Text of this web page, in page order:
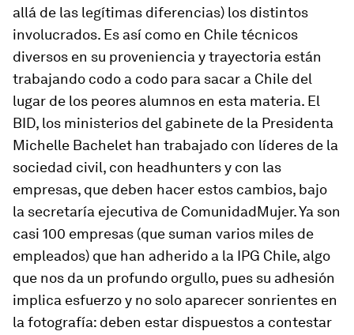
allá de las legítimas diferencias) los distintos
involucrados. Es así como en Chile técnicos
diversos en su proveniencia y trayectoria están
trabajando codo a codo para sacar a Chile del
lugar de los peores alumnos en esta materia. El
BID, los ministerios del gabinete de la Presidenta
Michelle Bachelet han trabajado con líderes de la
sociedad civil, con headhunters y con las
empresas, que deben hacer estos cambios, bajo
la secretaría ejecutiva de ComunidadMujer. Ya son
casi 100 empresas (que suman varios miles de
empleados) que han adherido a la IPG Chile, algo
que nos da un profundo orgullo, pues su adhesión
implica esfuerzo y no solo aparecer sonrientes en
la fotografía: deben estar dispuestos a contestar